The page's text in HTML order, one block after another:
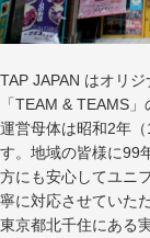
TAP JAPAN はオリ
「TEAM & TEAMS
運営母体は昭和2年
す。地域の皆様に99
方にも安心してユニ
寧に対応させていた
東京都北千住にある